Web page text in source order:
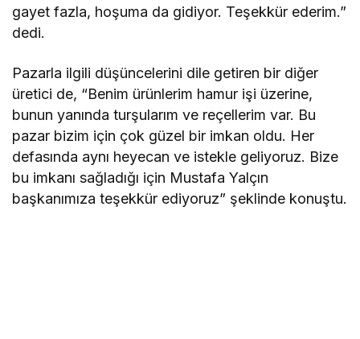
gayet fazla, hoşuma da gidiyor. Teşekkür ederim.”
dedi.
Pazarla ilgili düşüncelerini dile getiren bir diğer
üretici de, “Benim ürünlerim hamur işi üzerine,
bunun yanında turşularım ve reçellerim var. Bu
pazar bizim için çok güzel bir imkan oldu. Her
defasında aynı heyecan ve istekle geliyoruz. Bize
bu imkanı sağladığı için Mustafa Yalçın
başkanımıza teşekkür ediyoruz” şeklinde konuştu.